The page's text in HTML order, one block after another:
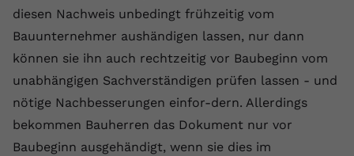
diesen Nachweis unbedingt frühzeitig vom
Bauunternehmer aushändigen lassen, nur dann
können sie ihn auch rechtzeitig vor Baubeginn vom
unabhängigen Sachverständigen prüfen lassen - und
nötige Nachbesserungen einfor-dern. Allerdings
bekommen Bauherren das Dokument nur vor
Baubeginn ausgehändigt, wenn sie dies im